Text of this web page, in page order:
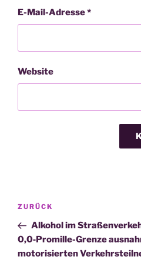
E-Mail-Adresse*
Website
Beitragsnavigation
Vorheriger
Beitrag
ZURÜCK
Alkohol im
0,0‑Promille-Grenze
motorisierten